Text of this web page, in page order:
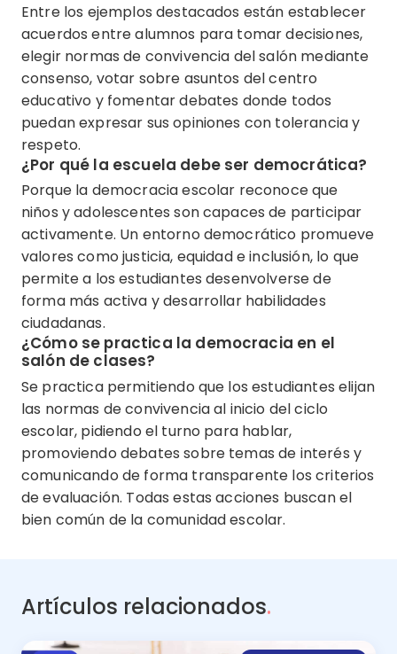
Entre los ejemplos destacados están establecer
acuerdos entre alumnos para tomar decisiones,
elegir normas de convivencia del salón mediante
consenso, votar sobre asuntos del centro
educativo y fomentar debates donde todos
puedan expresar sus opiniones con tolerancia y
respeto.
¿Por qué la escuela debe ser democrática?
Porque la democracia escolar reconoce que
niños y adolescentes son capaces de participar
activamente. Un entorno democrático promueve
valores como justicia, equidad e inclusión, lo que
permite a los estudiantes desenvolverse de
forma más activa y desarrollar habilidades
ciudadanas.
¿Cómo se practica la democracia en el
salón de clases?
Se practica permitiendo que los estudiantes elijan
las normas de convivencia al inicio del ciclo
escolar, pidiendo el turno para hablar,
promoviendo debates sobre temas de interés y
comunicando de forma transparente los criterios
de evaluación. Todas estas acciones buscan el
bien común de la comunidad escolar.
Artículos relacionados.